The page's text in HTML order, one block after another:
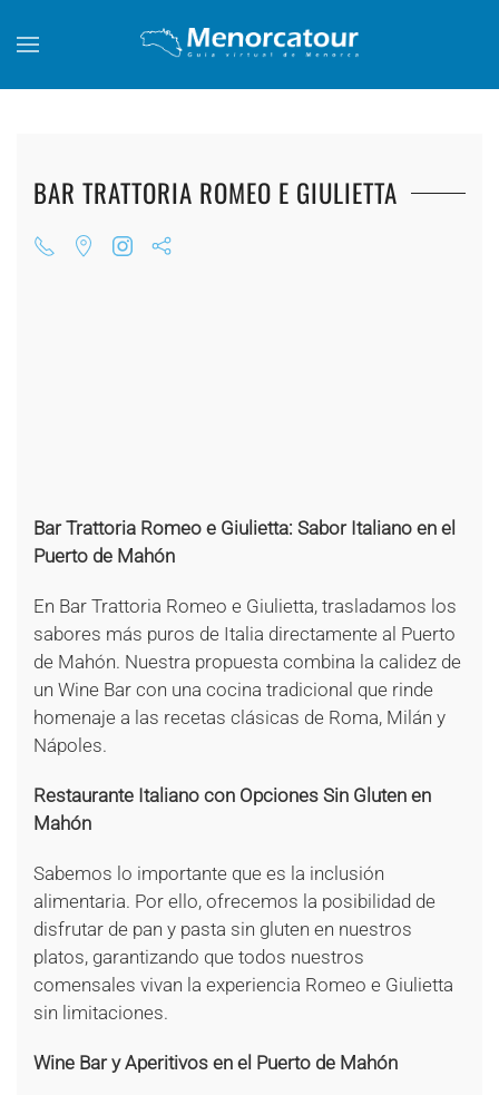
Skip to main content
BAR TRATTORIA ROMEO E GIULIETTA
Bar Trattoria Romeo e Giulietta: Sabor Italiano en el
Puerto de Mahón
En Bar Trattoria Romeo e Giulietta, trasladamos los
sabores más puros de Italia directamente al Puerto
de Mahón. Nuestra propuesta combina la calidez de
un Wine Bar con una cocina tradicional que rinde
homenaje a las recetas clásicas de Roma, Milán y
Nápoles.
Restaurante Italiano con Opciones Sin Gluten en
Mahón
Sabemos lo importante que es la inclusión
alimentaria. Por ello, ofrecemos la posibilidad de
disfrutar de pan y pasta sin gluten en nuestros
platos, garantizando que todos nuestros
comensales vivan la experiencia Romeo e Giulietta
sin limitaciones.
Wine Bar y Aperitivos en el Puerto de Mahón